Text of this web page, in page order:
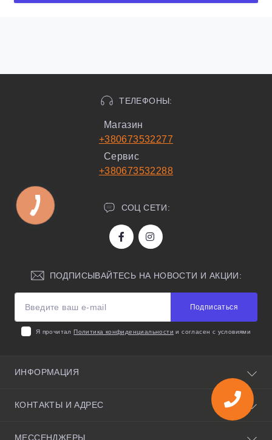
ТЕЛЕФОНЫ:
Магазин
+380673532277
Сервис
+380673532288
СОЦ СЕТИ:
ПОДПИСЫВАЙТЕСЬ НА НОВОСТИ И АКЦИИ:
Подписаться
Я прочиталПолитика конфиденциальности и согласен с условиями
ИНФОРМАЦИЯ
Полезные советы
КОНТАКТЫ И АДРЕС
МЕССЕНДЖЕРЫ